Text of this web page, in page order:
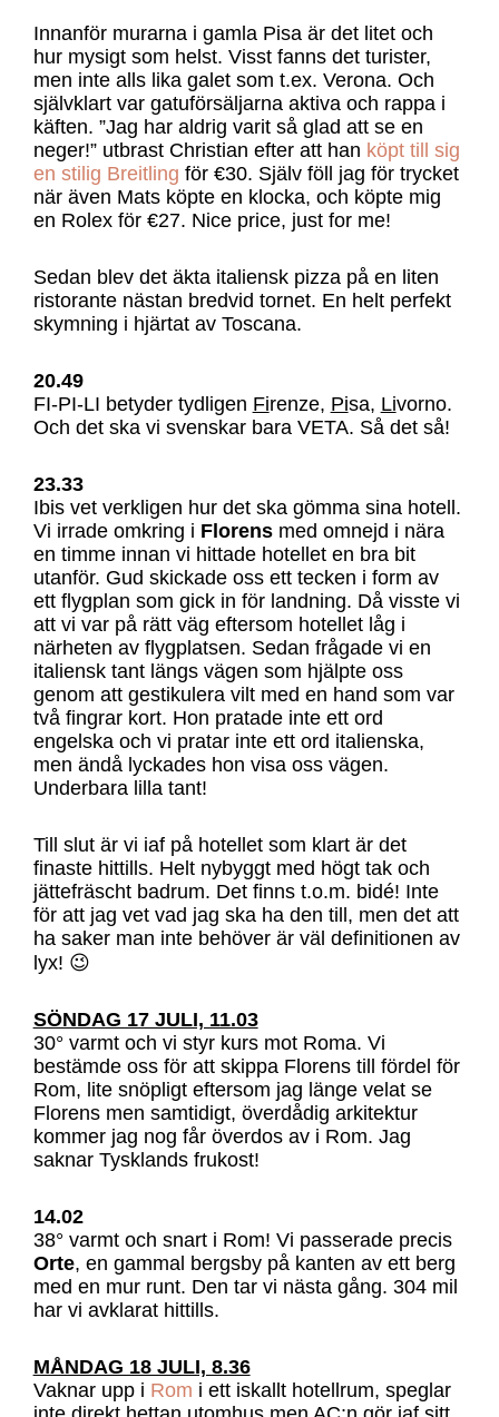
Innanför murarna i gamla Pisa är det litet och
hur mysigt som helst. Visst fanns det turister,
men inte alls lika galet som t.ex. Verona. Och
självklart var gatuförsäljarna aktiva och rappa i
käften. ”Jag har aldrig varit så glad att se en
neger!” utbrast Christian efter att han köpt till sig
en stilig Breitling för €30. Själv föll jag för trycket
när även Mats köpte en klocka, och köpte mig
en Rolex för €27. Nice price, just for me!
Sedan blev det äkta italiensk pizza på en liten
ristorante nästan bredvid tornet. En helt perfekt
skymning i hjärtat av Toscana.
20.49
FI-PI-LI betyder tydligen Firenze, Pisa, Livorno.
Och det ska vi svenskar bara VETA. Så det så!
23.33
Ibis vet verkligen hur det ska gömma sina hotell.
Vi irrade omkring i Florensmed omnejd i nära
en timme innan vi hittade hotellet en bra bit
utanför. Gud skickade oss ett tecken i form av
ett flygplan som gick in för landning. Då visste vi
att vi var på rätt väg eftersom hotellet låg i
närheten av flygplatsen. Sedan frågade vi en
italiensk tant längs vägen som hjälpte oss
genom att gestikulera vilt med en hand som var
två fingrar kort. Hon pratade inte ett ord
engelska och vi pratar inte ett ord italienska,
men ändå lyckades hon visa oss vägen.
Underbara lilla tant!
Till slut är vi iaf på hotellet som klart är det
finaste hittills. Helt nybyggt med högt tak och
jättefräscht badrum. Det finns t.o.m. bidé! Inte
för att jag vet vad jag ska ha den till, men det att
ha saker man inte behöver är väl definitionen av
lyx! 😉
SÖNDAG 17 JULI, 11.03
30° varmt och vi styr kurs mot Roma. Vi
bestämde oss för att skippa Florens till fördel för
Rom, lite snöpligt eftersom jag länge velat se
Florens men samtidigt, överdådig arkitektur
kommer jag nog får överdos av i Rom. Jag
saknar Tysklands frukost!
14.02
38° varmt och snart i Rom! Vi passerade precis
Orte, en gammal bergsby på kanten av ett berg
med en mur runt. Den tar vi nästa gång. 304 mil
har vi avklarat hittills.
MÅNDAG 18 JULI, 8.36
Vaknar upp i Rom i ett iskallt hotellrum, speglar